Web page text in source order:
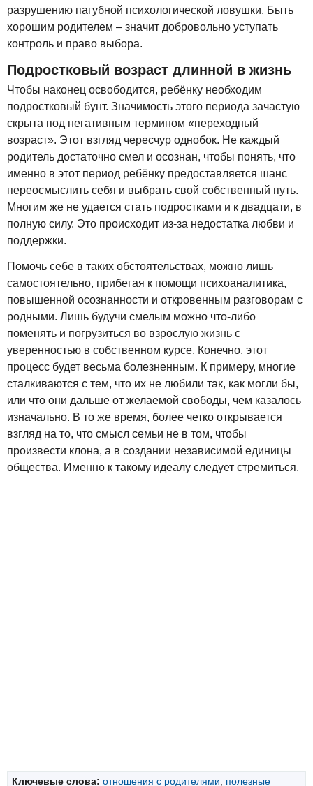
разрушению пагубной психологической ловушки. Быть
хорошим родителем – значит добровольно уступать
контроль и право выбора.
Подростковый возраст длинной в жизнь
Чтобы наконец освободится, ребёнку необходим
подростковый бунт. Значимость этого периода зачастую
скрыта под негативным термином «переходный
возраст». Этот взгляд чересчур однобок. Не каждый
родитель достаточно смел и осознан, чтобы понять, что
именно в этот период ребёнку предоставляется шанс
переосмыслить себя и выбрать свой собственный путь.
Многим же не удается стать подростками и к двадцати, в
полную силу. Это происходит из-за недостатка любви и
поддержки.
Помочь себе в таких обстоятельствах, можно лишь
самостоятельно, прибегая к помощи психоаналитика,
повышенной осознанности и откровенным разговорам с
родными. Лишь будучи смелым можно что-либо
поменять и погрузиться во взрослую жизнь с
уверенностью в собственном курсе. Конечно, этот
процесс будет весьма болезненным. К примеру, многие
сталкиваются с тем, что их не любили так, как могли бы,
или что они дальше от желаемой свободы, чем казалось
изначально. В то же время, более четко открывается
взгляд на то, что смысл семьи не в том, чтобы
произвести клона, а в создании независимой единицы
общества. Именно к такому идеалу следует стремиться.
Ключевые слова: отношения с родителями, полезные